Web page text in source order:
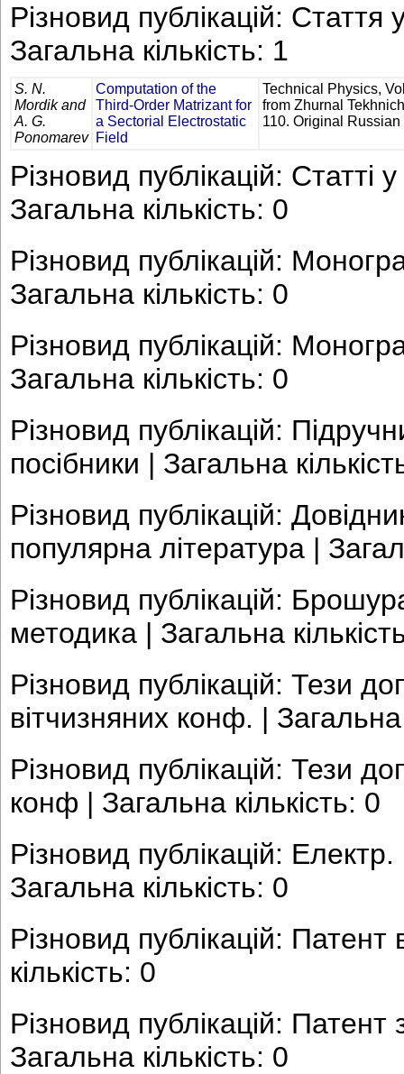
Різновид публікацій: Стаття
Загальна кількість: 1
S. N.
Mordik and
A. G.
Ponomarev
Computation of the
Third-Order Matrizant for
a Sectorial Electrostatic
Field
Technical Physics,
from Zhurnal
110. Original
Різновид публікацій: Статті
Загальна кількість: 0
Різновид публікацій:
Загальна кількість: 0
Різновид публікацій:
Загальна кількість: 0
Різновид публікацій:
посібники | Загальна
Різновид публікацій:
популярна література |
Різновид публікацій:
методика | Загальна
Різновид публікацій: Тези
вітчизняних конф. | Загальна
Різновид публікацій: Тези
конф | Загальна кількість: 0
Різновид публікацій: Електр.
Загальна кількість: 0
Різновид публікацій: Патент
кількість: 0
Різновид публікацій:
Загальна кількість: 0